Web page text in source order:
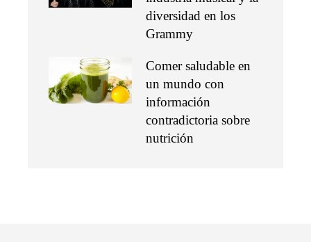
diversidad en los
Grammy
Comer saludable en
un mundo con
información
contradictoria sobre
nutrición